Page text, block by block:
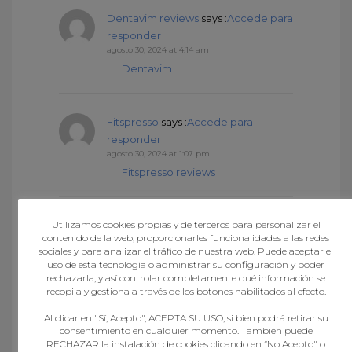
Dentavim reviews says :Accede para
responder
agosto 30, 2024 at 4:14 am
Dentavim
Fitspresso says :Accede para
responder
agosto 30, 2024 at 1:07 pm
Fitspresso reviews
Fitspresso reviewssays :Accede
para responder
agosto 31, 2024 at 3:45 am
Fitspresso
Fitspresso reviewsays :Accede para
responder
Utilizamos cookies propias y de terceros para personalizar el
contenido de la web, proporcionarles funcionalidades a las redes
sociales y para analizar el tráfico de nuestra web. Puede aceptar el
uso de esta tecnología o administrar su configuración y poder
rechazarla, y así controlar completamente qué información se
recopila y gestiona a través de los botones habilitados al efecto.
Al clicar en "Sí, Acepto", ACEPTA SU USO, si bien podrá retirar su
consentimiento en cualquier momento. También puede
RECHAZAR la instalación de cookies clicando en “No Acepto" o